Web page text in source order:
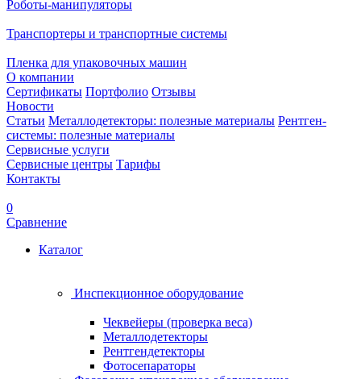
Роботы-манипуляторы
Транспортеры и транспортные системы
Пленка для упаковочных машин
О компании
Сертификаты Портфолио Отзывы
Новости
Статьи Металлодетекторы: полезные материалы Рентген-
системы: полезные материалы
Сервисные услуги
Сервисные центры Тарифы
Контакты
0
Сравнение
Каталог
Инспекционное оборудование
Чеквейеры (проверка веса)
Металлодетекторы
Рентгендетекторы
Фотосепараторы